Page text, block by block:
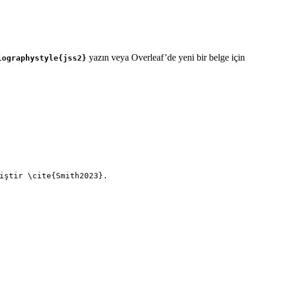
yazın veya Overleaf’de yeni bir belge için
\cite{ Smith2023 }.